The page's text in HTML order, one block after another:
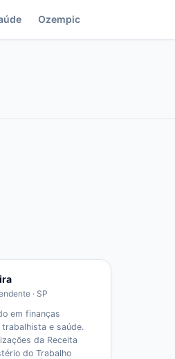
Ozempic
· SP
em finanças
e saúde.
da Receita
do Trabalho